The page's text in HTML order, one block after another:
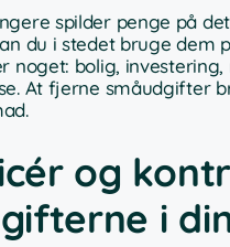
spilder penge på
du i stedet bruge dem
noget: bolig, investering,
At fjerne småudgifter
og
i